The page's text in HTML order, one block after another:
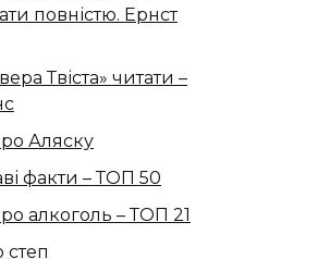
повністю. Ернст
Твіста» читати –
Аляску
факти – ТОП 50
алкоголь – ТОП 21
степ